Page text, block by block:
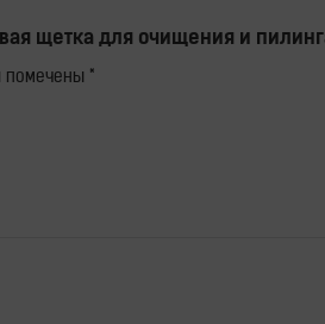
щетка для очищения и
помечены *